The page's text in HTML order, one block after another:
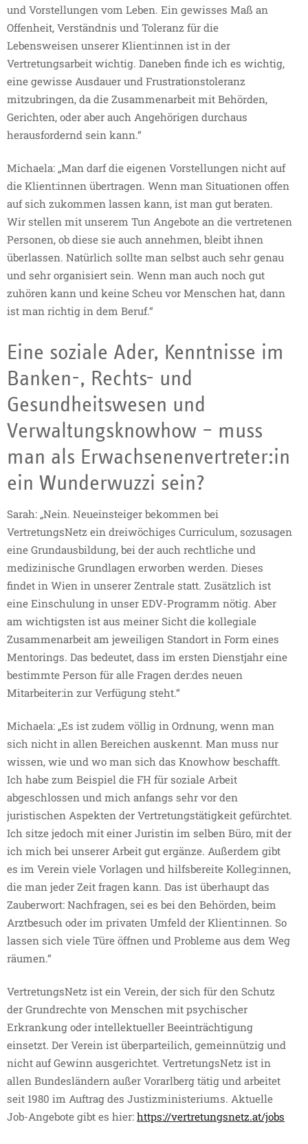
und Vorstellungen vom Leben. Ein gewisses Maß an
Offenheit, Verständnis und Toleranz für die
Lebensweisen unserer Klient:innen ist in der
Vertretungsarbeit wichtig. Daneben finde ich es wichtig,
eine gewisse Ausdauer und Frustrationstoleranz
mitzubringen, da die Zusammenarbeit mit Behörden,
Gerichten, oder aber auch Angehörigen durchaus
herausfordernd sein kann.“
Michaela: „Man darf die eigenen Vorstellungen nicht auf
die Klient:innen übertragen. Wenn man Situationen offen
auf sich zukommen lassen kann, ist man gut beraten.
Wir stellen mit unserem Tun Angebote an die vertretenen
Personen, ob diese sie auch annehmen, bleibt ihnen
überlassen. Natürlich sollte man selbst auch sehr genau
und sehr organisiert sein. Wenn man auch noch gut
zuhören kann und keine Scheu vor Menschen hat, dann
ist man richtig in dem Beruf.“
Eine soziale Ader, Kenntnisse im
Banken-, Rechts- und
Gesundheitswesen und
Verwaltungsknowhow – muss
man als Erwachsenenvertreter:in
ein Wunderwuzzi sein?
Sarah: „Nein. Neueinsteiger bekommen bei
VertretungsNetz ein dreiwöchiges Curriculum, sozusagen
eine Grundausbildung, bei der auch rechtliche und
medizinische Grundlagen erworben werden. Dieses
findet in Wien in unserer Zentrale statt. Zusätzlich ist
eine Einschulung in unser EDV-Programm nötig. Aber
am wichtigsten ist aus meiner Sicht die kollegiale
Zusammenarbeit am jeweiligen Standort in Form eines
Mentorings. Das bedeutet, dass im ersten Dienstjahr eine
bestimmte Person für alle Fragen der:des neuen
Mitarbeiter:in zur Verfügung steht.“
Michaela: „Es ist zudem völlig in Ordnung, wenn man
sich nicht in allen Bereichen auskennt. Man muss nur
wissen, wie und wo man sich das Knowhow beschafft.
Ich habe zum Beispiel die FH für soziale Arbeit
abgeschlossen und mich anfangs sehr vor den
juristischen Aspekten der Vertretungstätigkeit gefürchtet.
Ich sitze jedoch mit einer Juristin im selben Büro, mit der
ich mich bei unserer Arbeit gut ergänze. Außerdem gibt
es im Verein viele Vorlagen und hilfsbereite Kolleg:innen,
die man jeder Zeit fragen kann. Das ist überhaupt das
Zauberwort: Nachfragen, sei es bei den Behörden, beim
Arztbesuch oder im privaten Umfeld der Klient:innen. So
lassen sich viele Türe öffnen und Probleme aus dem Weg
räumen.“
VertretungsNetz ist ein Verein, der sich für den Schutz
der Grundrechte von Menschen mit psychischer
Erkrankung oder intellektueller Beeinträchtigung
einsetzt. Der Verein ist überparteilich, gemeinnützig und
nicht auf Gewinn ausgerichtet. VertretungsNetz ist in
allen Bundesländern außer Vorarlberg tätig und arbeitet
seit 1980 im Auftrag des Justizministeriums. Aktuelle
Job-Angebote gibt es hier: https://vertretungsnetz.at/jobs